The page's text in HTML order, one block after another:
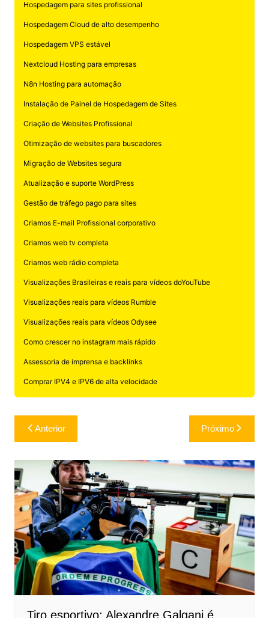
Hospedagem para sites profissional
Hospedagem Cloud de alto desempenho
Hospedagem VPS estável
Nextcloud Hosting para empresas
N8n Hosting para automação
Instalação de Painel de Hospedagem de Sites
Criação de Websites Profissional
Otimização de websites para buscadores
Migração de Websites segura
Atualização e suporte WordPress
Gestão de tráfego pago para sites
Criamos E-mail Profissional corporativo
Criamos web tv completa
Criamos web rádio completa
Visualizações Brasileiras e reais para vídeos doYouTube
Visualizações reais para vídeos Rumble
Visualizações reais para vídeos Odysee
Como crescer no instagram mais rápido
Assessoria de imprensa e backlinks
Comprar IPV4 e IPV6 de alta velocidade
Navegação
de
Post
Anterior Próximo
Tiro esportivo: Alexandre Galgani é